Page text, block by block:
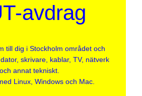
avdrag
till dig i Stockholm området och
skrivare, kablar, TV, nätverk
och annat tekniskt.
Linux, Windows och Mac.